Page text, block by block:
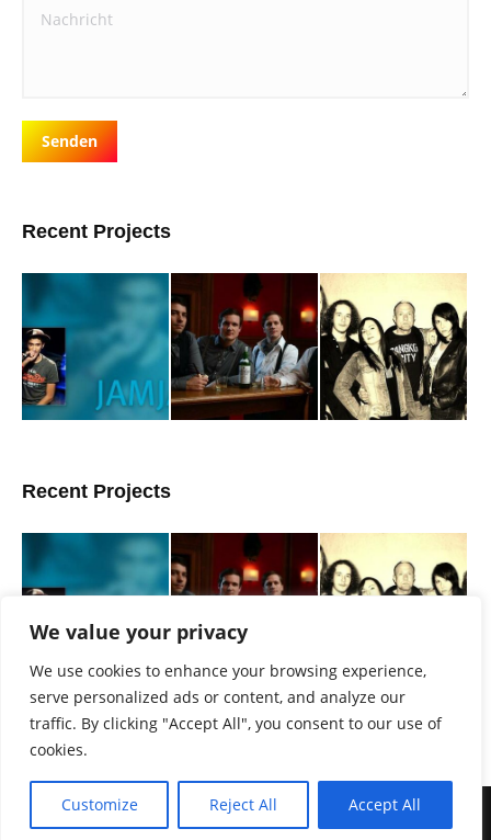
We value your privacy
We use cookies to enhance your browsing experience,
serve personalized ads or content, and analyze our
traffic. By clicking "Accept All", you consent to our use of
cookies.
Customize Reject All Accept All
Nachricht
Senden
Recent Projects
Recent Projects